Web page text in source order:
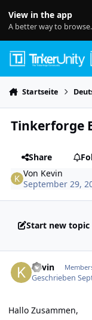
View in the app
A better way to browse.
Startseite
Tinkerforge
Share
Von Kevin
September 29,
Start new topic
Kevin
Geschrieben
Hallo Zusammen,